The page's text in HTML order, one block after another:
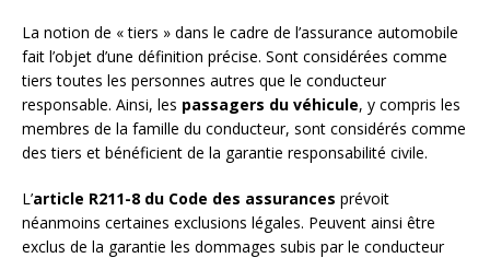
La notion de « tiers » dans le cadre de l’assurance automobile
fait l’objet d’une définition précise. Sont considérées comme
tiers toutes les personnes autres que le conducteur
responsable. Ainsi, les passagers du véhicule, y compris les
membres de la famille du conducteur, sont considérés comme
des tiers et bénéficient de la garantie responsabilité civile.
L’article R211-8 du Code des assurances prévoit
néanmoins certaines exclusions légales. Peuvent ainsi être
exclus de la garantie les dommages subis par le conducteur